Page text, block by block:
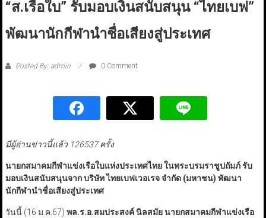
“ส.เรือใบ” รับมอบเงินสนับสนุน “ไทยเบฟ”
พัฒนานักกีฬานำชื่อเสียงสู่ประเทศ
Posted By: admin 0 Comment
มีผู้อ่านข่าวนี้แล้ว 126537 ครั้ง
นายกสมาคมกีฬาแข่งเรือใบแห่งประเทศไทย ในพระบรมราชูปถัมภ์ รับ
มอบเงินสนับสนุนจาก บริษัท ไทยเบฟเวอเรจ จำกัด (มหาชน) พัฒนา
นักกีฬานำชื่อเสียงสู่ประเทศ
วันนี้ (16 ม.ค.67) พล.ร.อ.สมประสงค์ นิลสมัย นายกสมาคมกีฬาแข่งเรือ